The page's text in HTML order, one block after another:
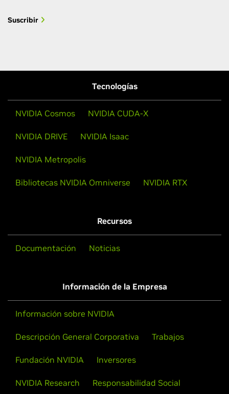
Suscribir
Tecnologías
NVIDIA Cosmos NVIDIA CUDA-X
NVIDIA DRIVE NVIDIA Isaac
NVIDIA Metropolis
Bibliotecas NVIDIA Omniverse NVIDIA RTX
Recursos
Documentación Noticias
Información de la Empresa
Información sobre NVIDIA
Descripción General Corporativa Trabajos
Fundación NVIDIA Inversores
NVIDIA Research Responsabilidad Social